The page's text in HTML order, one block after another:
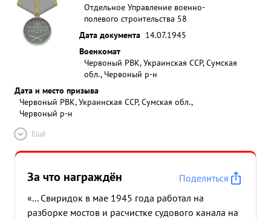
Отдельное Управление военно-
полевого строительства 58
Дата документа 14.07.1945
Военкомат
Червоный РВК, Украинская ССР, Сумская
обл., Червоный р-н
Дата и место призыва
Червоный РВК, Украинская ССР, Сумская обл.,
Червоный р-н
Ещё
За что награждён
Поделиться
«... Свиридок в мае 1945 года работал на
разборке мостов и расчистке судового канала на